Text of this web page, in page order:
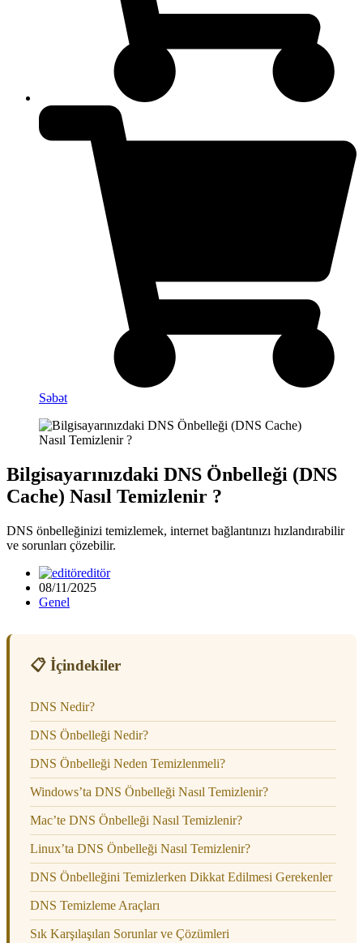
Səbət
Bilgisayarınızdaki DNS Önbelleği (DNS
Cache) Nasıl Temizlenir ?
DNS önbelleğinizi temizlemek, internet bağlantınızı hızlandırabilir
ve sorunları çözebilir.
editör
08/11/2025
Genel
📋 İçindekiler
DNS Nedir?
DNS Önbelleği Nedir?
DNS Önbelleği Neden Temizlenmeli?
Windows’ta DNS Önbelleği Nasıl Temizlenir?
Mac’te DNS Önbelleği Nasıl Temizlenir?
Linux’ta DNS Önbelleği Nasıl Temizlenir?
DNS Önbelleğini Temizlerken Dikkat Edilmesi Gerekenler
DNS Temizleme Araçları
Sık Karşılaşılan Sorunlar ve Çözümleri